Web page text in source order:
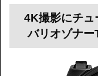
4K撮影にチュ
バリオゾナ